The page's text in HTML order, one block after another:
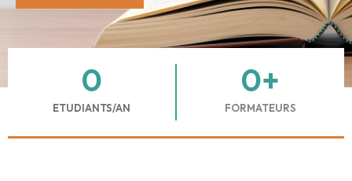
ETUDIANTS/AN
0
FORMATEURS
0+